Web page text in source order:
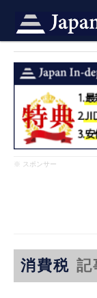
※ スポンサー
消費税 記